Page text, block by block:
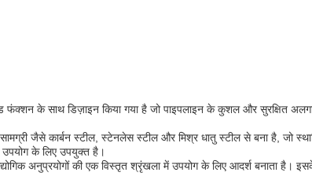
फंक्शन के साथ डिज़ाइन किया गया है जो पाइपलाइन के कुशल और सुरक्षित
सामग्री जैसे कार्बन स्टील, स्टेनलेस स्टील और मिश्र धातु स्टील से बना है, जो
उपयोग के लिए उपयुक्त है।
अनुप्रयोगों की एक विस्तृत श्रृंखला में उपयोग के लिए आदर्श बनाता